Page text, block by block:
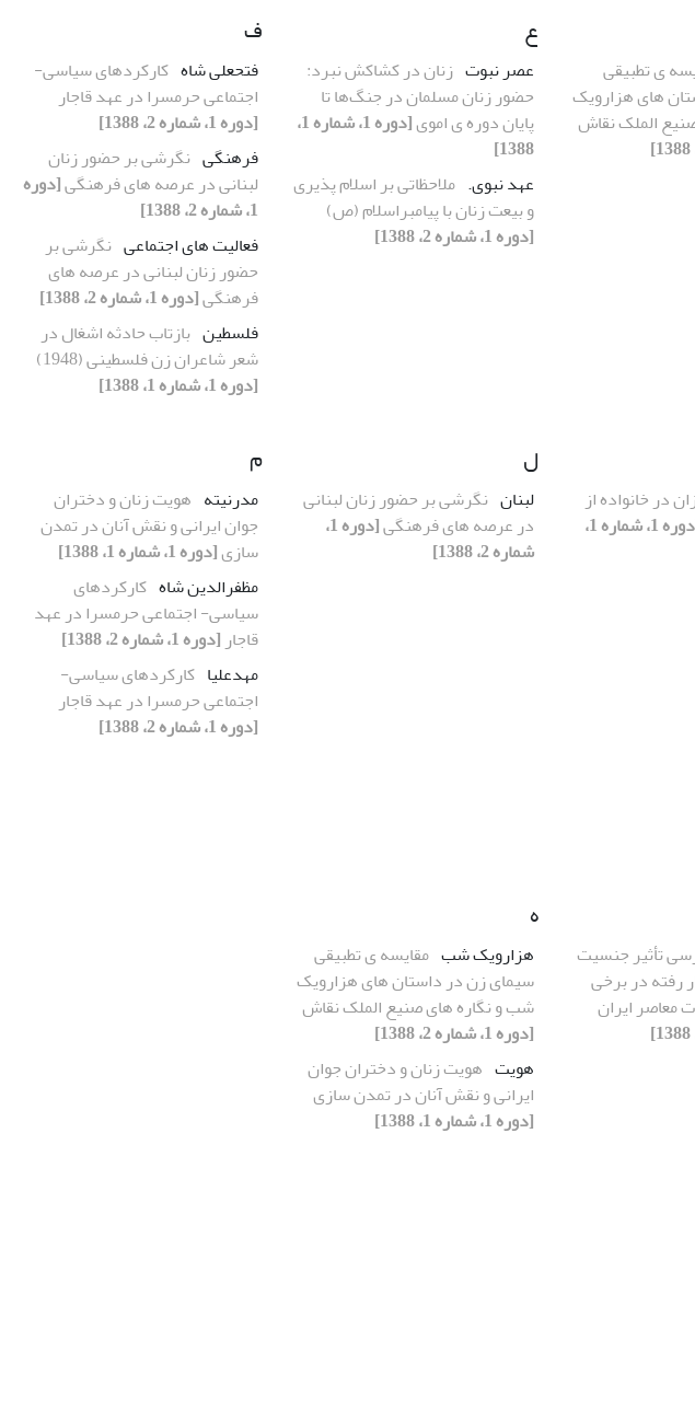
ی تطبیقی
های هزارویک
الملک نقاش
ع
عصر نبوت زنان در کشاکش نبرد:
حضور زنان مسلمان در جنگ‌ها تا
پایان دوره ی اموی
[دوره 1، شماره 1،
1388]
عهد نبوی. ملاحظاتی بر اسلام پذیری
و بیعت زنان با پیامبراسلام (ص)
[دوره 1، شماره 2، 1388]
ف
فتحعلی شاه کارکردهای سیاسی-
اجتماعی حرمسرا در عهد قاجار
[دوره 1، شماره 2، 1388]
فرهنگی نگرشی بر حضور زنان
لبنانی در عرصه های فرهنگی[دوره
1، شماره 2، 1388]
فعالیت های اجتماعی نگرشی بر
حضور زنان لبنانی در عرصه های
فرهنگی[دوره 1، شماره 2، 1388]
فلسطین بازتاب حادثه اشغال در
شعر شاعران زن فلسطینی (1948)
[دوره 1، شماره 1، 1388]
در خانواده از
[دوره 1، شماره 1،
ل
لبنان نگرشی بر حضور زنان لبنانی
در عرصه های فرهنگی
[دوره 1،
شماره 2، 1388]
م
مدرنیته هویت زنان و دختران
جوان ایرانی و نقش آنان در تمدن
سازی[دوره 1، شماره 1، 1388]
مظفرالدین شاه کارکردهای
سیاسی- اجتماعی حرمسرا در عهد
قاجار [دوره 1، شماره 2، 1388]
مهدعلیا کارکردهای سیاسی-
اجتماعی حرمسرا در عهد قاجار
[دوره 1، شماره 2، 1388]
تأثیر جنسیت
رفته در برخی
معاصر ایران
ه
هزارویک شب مقایسه ی تطبیقی
سیمای زن در داستان های هزارویک
شب و نگاره های صنیع الملک نقاش
[دوره 1، شماره 2، 1388]
هویت هویت زنان و دختران جوان
ایرانی و نقش آنان در تمدن سازی
[دوره 1، شماره 1، 1388]